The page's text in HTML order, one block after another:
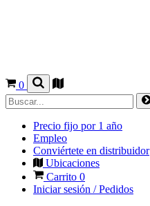
0
Precio fijo por 1 año
Empleo
Conviértete en distribuidor
Ubicaciones
Carrito 0
Iniciar sesión / Pedidos